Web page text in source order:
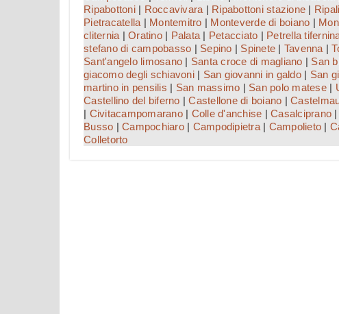
Ripabottoni| Roccavivara | Ripabottoni stazione |
Pietracatella | Montemitro | Monteverde di boiano |
cliternia | Oratino| Palata | Petacciato | Petrella
stefano di campobasso | Sepino | Spinete | Tavenna |
Sant'angelo limosano | Santa croce di magliano | San
giacomo degli schiavoni| San giovanni in galdo| San
martino in pensilis | San massimo | San polo matese|
Castellino del biferno |Castellone di boiano |
| Civitacampomarano| Colle d'anchise | Casalciprano |
Busso | Campochiaro| Campodipietra| Campolieto |
Colletorto